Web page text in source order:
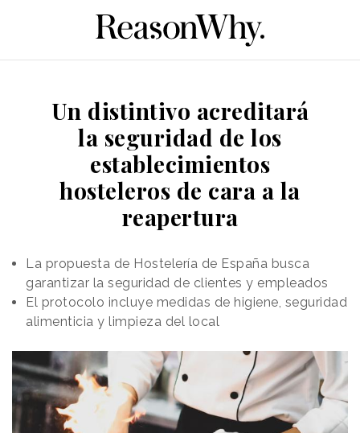
Un distintivo acreditará
la seguridad de los
establecimientos
hosteleros de cara a la
reapertura
La propuesta de Hostelería de España busca
garantizar la seguridad de clientes y empleados
El protocolo incluye medidas de higiene, seguridad
alimenticia y limpieza del local